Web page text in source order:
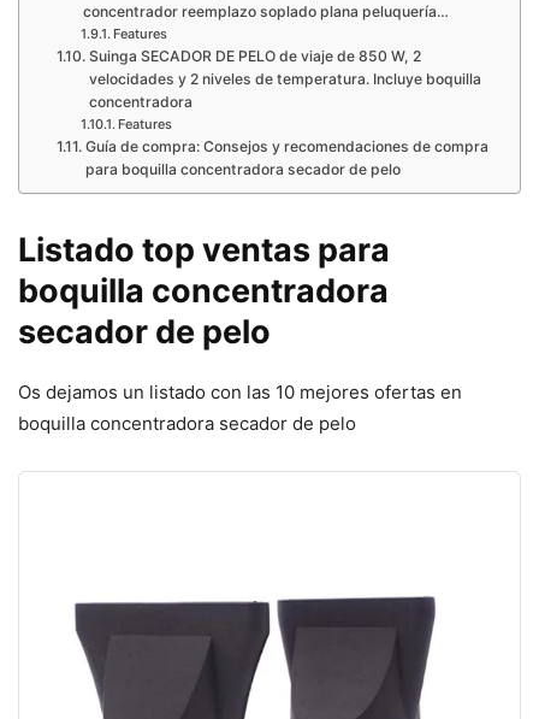
concentrador reemplazo soplado plana peluquería…
Features
Suinga SECADOR DE PELO de viaje de 850 W, 2
velocidades y 2 niveles de temperatura. Incluye boquilla
concentradora
Features
Guía de compra: Consejos y recomendaciones de compra
para boquilla concentradora secador de pelo
Listado top ventas para
boquilla concentradora
secador de pelo
Os dejamos un listado con las 10 mejores ofertas en
boquilla concentradora secador de pelo